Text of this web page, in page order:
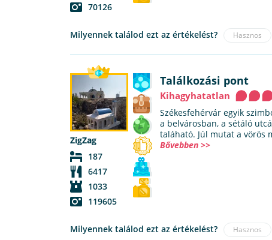
70126
Milyennek találod ezt az értékelést? Hasznos
ZigZag
187
6417
1033
119605
Találkozási pont
Kihagyhatatlan
Székesfehérvár egyik
a belvárosban, a sétáló
taláható. Júl mutat a vörös
Bővebben >>
Milyennek találod ezt az értékelést? Hasznos